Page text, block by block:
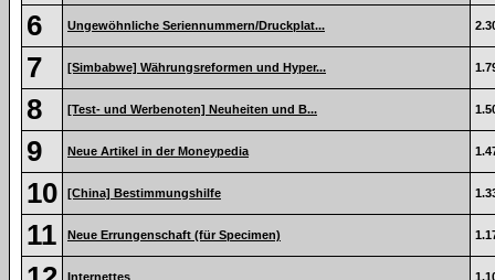
6 Ungewöhnliche Seriennummern/Druckplat...
7 [Simbabwe] Währungsreformen und Hyper...
8 [Test- und Werbenoten] Neuheiten und B...
9 Neue Artikel in der Moneypedia
10 [China] Bestimmungshilfe
11 Neue Errungenschaft (für Specimen)
Internettes